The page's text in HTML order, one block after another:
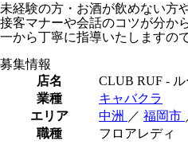
未経験の方・お酒が飲めない方
接客マナーや会話のコツが分か
一から丁寧に指導いたしますの
募集情報
店名
CLUB RUF - ル
業種
キャバクラ
エリア
中洲 ／ 福岡市
職種
フロアレディ